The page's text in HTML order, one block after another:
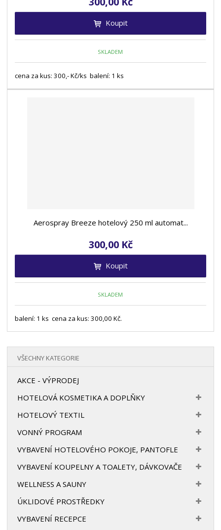
Koupit
SKLADEM
cena za kus: 300,- Kč/ks balení: 1 ks
Aerospray Breeze hotelový 250 ml automat...
300,00 Kč
Koupit
SKLADEM
balení: 1 ks cena za kus: 300,00 Kč.
VŠECHNY KATEGORIE
AKCE - VÝPRODEJ
HOTELOVÁ KOSMETIKA A DOPLŇKY
HOTELOVÝ TEXTIL
VONNÝ PROGRAM
VYBAVENÍ HOTELOVÉHO POKOJE, PANTOFLE
VYBAVENÍ KOUPELNY A TOALETY, DÁVKOVAČE
WELLNESS A SAUNY
ÚKLIDOVÉ PROSTŘEDKY
VYBAVENÍ RECEPCE